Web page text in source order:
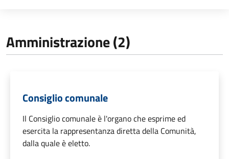
Amministrazione (2)
Consiglio comunale
Il Consiglio comunale è l'organo che esprime ed
esercita la rappresentanza diretta della Comunità,
dalla quale è eletto.